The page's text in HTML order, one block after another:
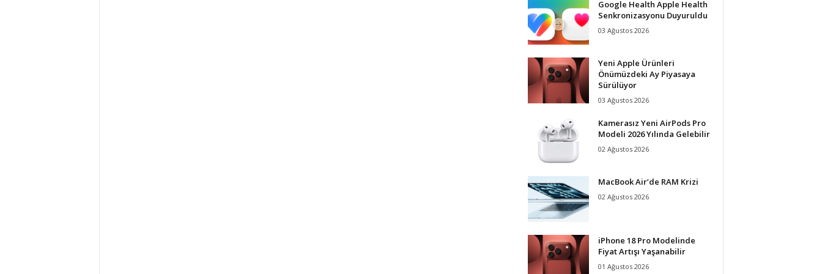
Google Health Apple Health
Senkronizasyonu Duyuruldu
03 Ağustos 2026
Yeni Apple Ürünleri
Önümüzdeki Ay Piyasaya
Sürülüyor
03 Ağustos 2026
Kamerasız Yeni AirPods Pro
Modeli 2026 Yılında Gelebilir
02 Ağustos 2026
MacBook Air’de RAM Krizi
02 Ağustos 2026
iPhone 18 Pro Modelinde
Fiyat Artışı Yaşanabilir
01 Ağustos 2026